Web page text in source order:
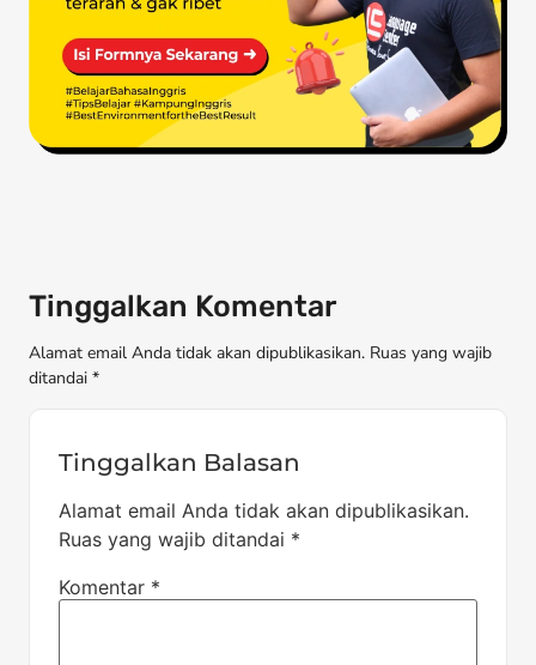
Tinggalkan Komentar
Alamat email Anda tidak akan dipublikasikan. Ruas yang wajib
ditandai *
Tinggalkan Balasan
Alamat email Anda tidak akan dipublikasikan.
Ruas yang wajib ditandai *
Komentar *